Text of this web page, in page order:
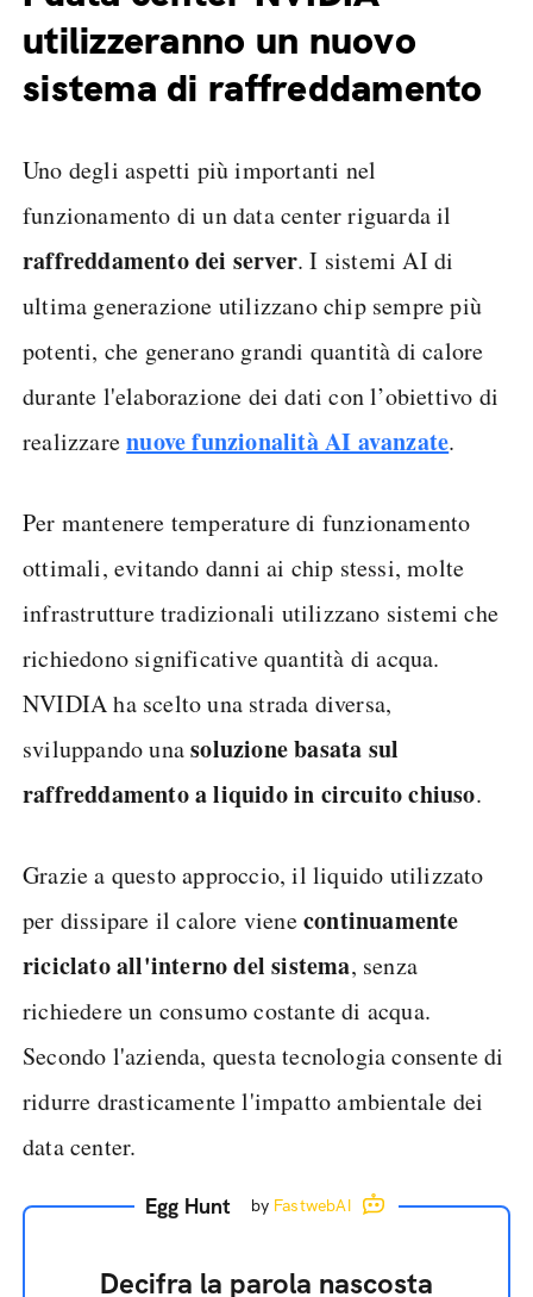
utilizzeranno un nuovo
sistema di raffreddamento
Uno degli aspetti più importanti nel
funzionamento di un data center riguarda il
raffreddamento dei server. I sistemi AI di
ultima generazione utilizzano chip sempre più
potenti, che generano grandi quantità di calore
durante l'elaborazione dei dati con l’obiettivo di
realizzarenuove funzionalità AI avanzate.
Per mantenere temperature di funzionamento
ottimali, evitando danni ai chip stessi, molte
infrastrutture tradizionali utilizzano sistemi che
richiedono significative quantità di acqua.
NVIDIA ha scelto una strada diversa,
sviluppando unasoluzione basata sul
raffreddamento a liquido in circuito chiuso.
Grazie a questo approccio, il liquido utilizzato
per dissipare il calore vienecontinuamente
riciclato all'interno del sistema, senza
richiedere un consumo costante di acqua.
Secondo l'azienda, questa tecnologia consente di
ridurre drasticamente l'impatto ambientale dei
data center.
Egg Hunt by FastwebAI
Decifra la parola nascosta